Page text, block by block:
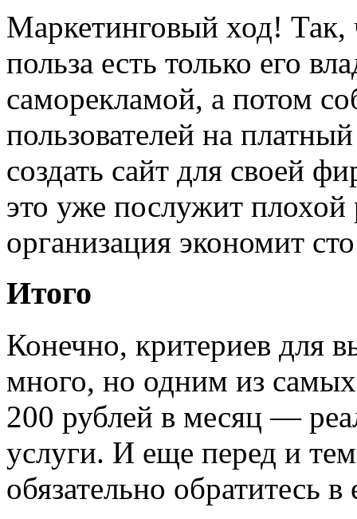
Маркетинговый ход! Так,
польза есть только его
саморекламой, а потом
пользователей на
создать сайт для своей
это уже послужит плохой
организация экономит
Итого
Конечно, критериев для
много, но одним из
200 рублей в месяц —
услуги. И еще перед и
обязательно обратитесь